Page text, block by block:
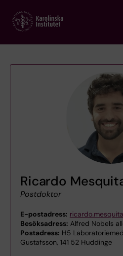
main
Ricardo
Postdoktor
E-postadress:
Besöksadress: Alfred Nobels
Postadress: H5
Gustafsson, 141 52 Huddinge